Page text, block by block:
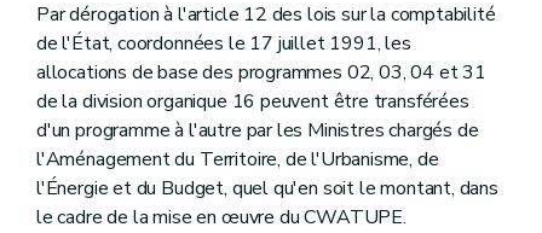
Par dérogation à l'article 12 des lois sur la comptabilité
de l'État, coordonnées le 17 juillet 1991, les
allocations de base des programmes 02, 03, 04 et 31
de la division organique 16 peuvent être transférées
d'un programme à l'autre par les Ministres chargés de
l'Aménagement du Territoire, de l'Urbanisme, de
l'Énergie et du Budget, quel qu'en soit le montant, dans
le cadre de la mise en œuvre du CWATUPE.